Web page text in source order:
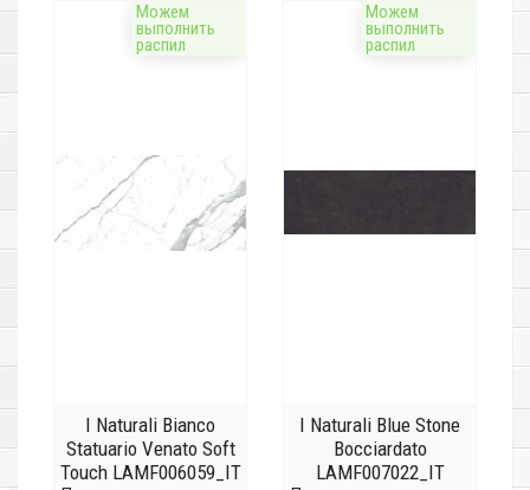
Можем
выполнить
распил
I Naturali Bianco
Statuario Venato Soft
Touch LAMF006059_IT
Можем
выполнить
распил
I Naturali Blue Stone
Bocciardato
LAMF007022_IT